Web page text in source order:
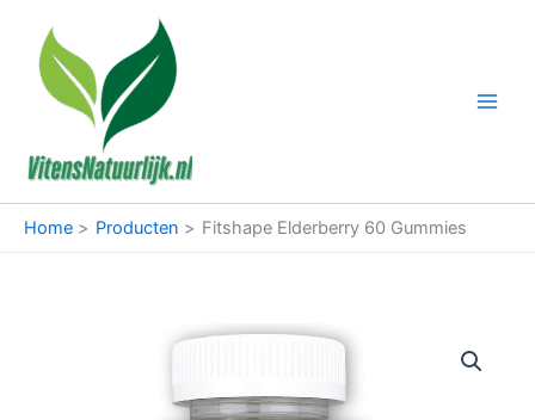
inhoud
Home Producten Fitshape Elderberry 60 Gummies